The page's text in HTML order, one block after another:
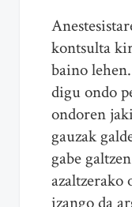
kontsulta
baino
digu ondo
ondoren
gauzak
gabe
azaltzerako